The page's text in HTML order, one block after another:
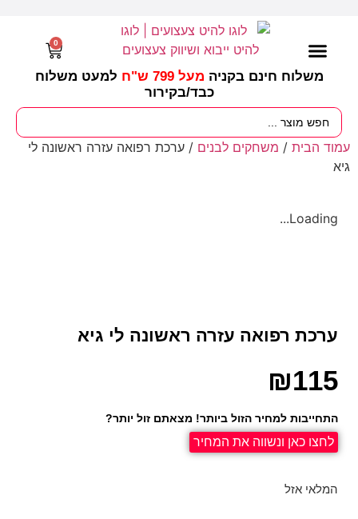
משלוח חינם בקניה מעל 799 ש"ח
למעט משלוח
כבד/בקירור
0
עמוד הבית / משחקים לבנים / ערכת רפואה עזרה ראשונה לי
גיא
Loading...
ערכת רפואה עזרה ראשונה לי גיא
₪115
התחייבות למחיר הזול ביותר! מצאתם זול יותר?
לחצו כאן ונשווה את המחיר
המלאי אזל